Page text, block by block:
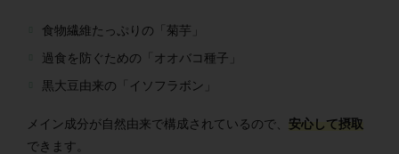
食物繊維たっぷりの「菊芋」
過食を防ぐための「オオバコ種子」
黒大豆由来の「イソフラボン」
メイン成分が自然由来で構成されているので、 安心して摂取
できます。